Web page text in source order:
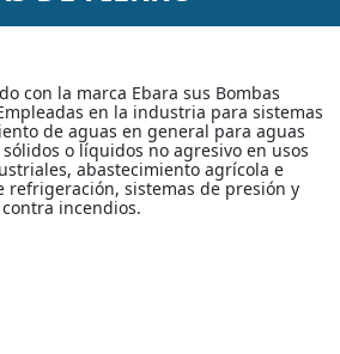
con la marca Ebara sus Bombas
en la industria para sistemas
de aguas en general para aguas
o líquidos no agresivo en usos
abastecimiento agrícola e
refrigeración, sistemas de presión y
contra incendios.